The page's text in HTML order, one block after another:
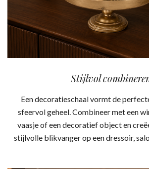
Stijlvol
Een decoratieschaal vormt de
sfeervol geheel. Combineer met een
vaasje of een decoratief object en
stijlvolle blikvanger op een dressoir,